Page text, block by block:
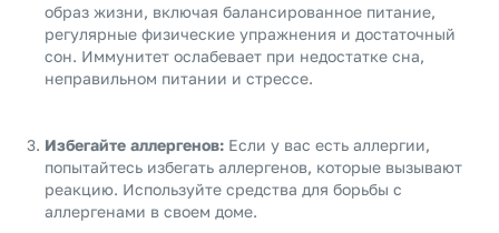
образ жизни, включая балансированное питание,
регулярные физические упражнения и достаточный
сон. Иммунитет ослабевает при недостатке сна,
неправильном питании и стрессе.
Избегайте аллергенов: Если у вас есть аллергии,
попытайтесь избегать аллергенов, которые вызывают
реакцию. Используйте средства для борьбы с
аллергенами в своем доме.